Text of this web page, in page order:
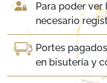
Para poder
necesario
Portes
en bisutería y